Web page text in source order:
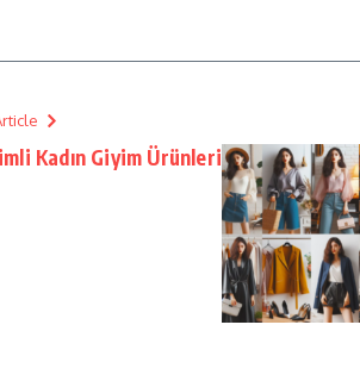
Kadın Giyim Ürünleri